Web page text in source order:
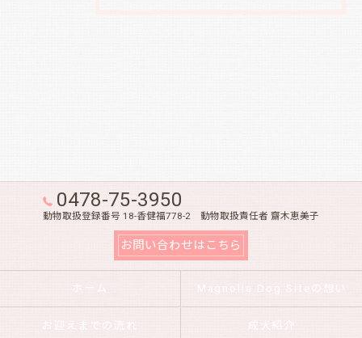
0478-75-3950
動物取扱登録番号 18-香健福778-2 動物取扱責任者 齋木恵美子
お問い合わせはこちら
ホーム Magnolia Dog Siteの想い
お迎えまでの流れ 成犬紹介